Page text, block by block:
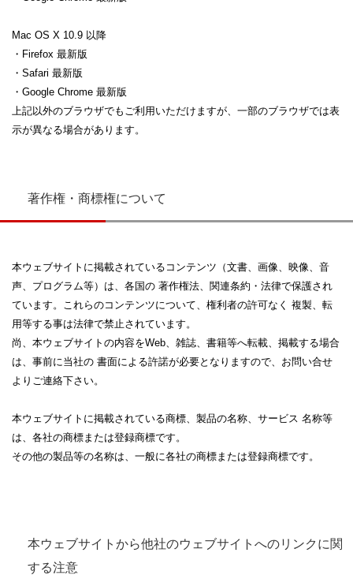
Mac OS X 10.9 以降
・Firefox 最新版
・Safari 最新版
・Google Chrome 最新版
上記以外のブラウザでもご利用いただけますが、一部のブラウザでは表
示が異なる場合があります。
著作権・商標権について
本ウェブサイトに掲載されているコンテンツ（文書、画像、映像、音
声、プログラム等）は、各国の 著作権法、関連条約・法律で保護され
ています。これらのコンテンツについて、権利者の許可なく 複製、転
用等する事は法律で禁止されています。
尚、本ウェブサイトの内容をWeb、雑誌、書籍等へ転載、掲載する場合
は、事前に当社の 書面による許諾が必要となりますので、お問い合せ
よりご連絡下さい。
本ウェブサイトに掲載されている商標、製品の名称、サービス 名称等
は、各社の商標または登録商標です。
その他の製品等の名称は、一般に各社の商標または登録商標です。
本ウェブサイトから他社のウェブサイトへのリンクに関
する注意